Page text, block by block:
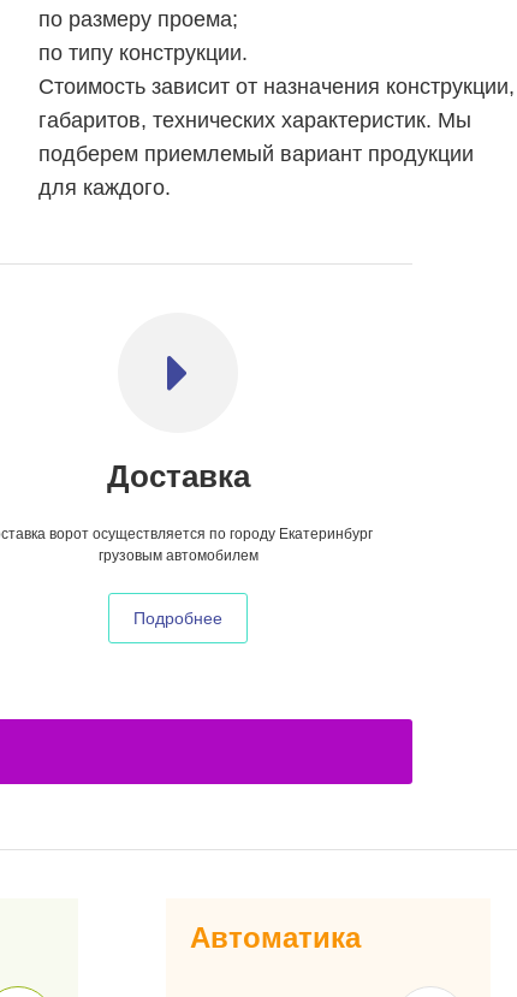
по размеру проема;
по типу конструкции.
Стоимость зависит от назначения конструкции,
габаритов, технических характеристик. Мы
подберем приемлемый вариант продукции
для каждого.
Доставка
ворот осуществляется по городу Екатеринбург
грузовым автомобилем
Подробнее
Автоматика